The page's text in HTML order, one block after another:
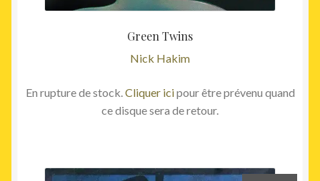
Green Twins
Nick Hakim
En rupture de stock. Cliquer icipour être prévenu quand
ce disque sera de retour.